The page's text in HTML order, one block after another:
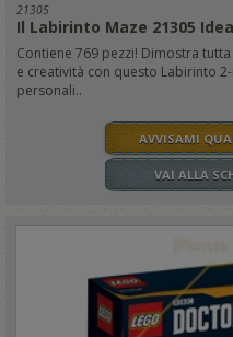
21305
Il Labirinto Maze 21305
Contiene 769 pezzi! Dimostra
e creatività con questo Labirinto 2-
personali..
AVVISAMI
VAI ALLA